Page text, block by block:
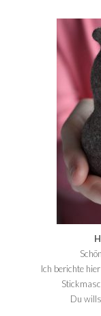
Ich berichte
Du